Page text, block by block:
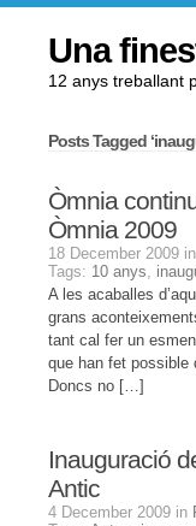
Una
12 anys treballant
Posts Tagged
Òmnia
Òmnia 2009
18 December 2009 in
Tags: 10 anys,
A les acaballes
grans
tant cal fer un
que han fet possible
Doncs no […]
Inauguració
Antic
4 December 2009 in